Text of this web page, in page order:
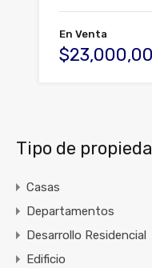
En Venta
Tipo de
Casas
Departamentos
Desarrollo Residencial
Edificio